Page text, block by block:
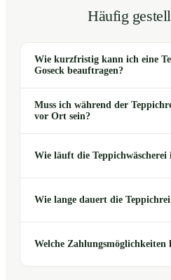
Häufig
Wie kurzfristig kann ich eine
Goseck beauftragen?
Muss ich während der
vor Ort sein?
Wie läuft die Teppichwäscherei
Wie lange dauert die
Welche Zahlungsmöglichkeiten